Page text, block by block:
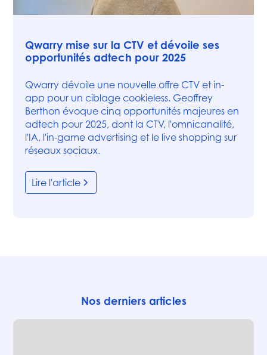
Qwarry mise sur la CTV et dévoile ses
opportunités adtech pour 2025
Qwarry dévoile une nouvelle offre CTV et in-
app pour un ciblage cookieless. Geoffrey
Berthon évoque cinq opportunités majeures en
adtech pour 2025, dont la CTV, l'omnicanalité,
l'IA, l'in-game advertising et le live shopping sur
réseaux sociaux.
Lire l'article
Nos derniers articles